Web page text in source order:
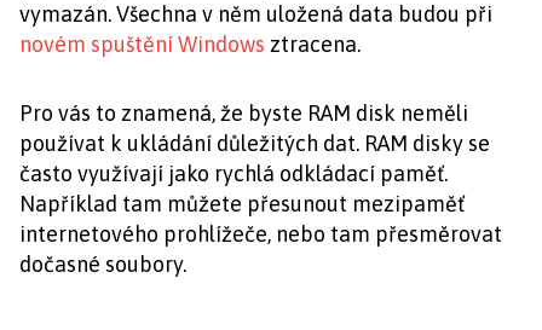
vymazán. Všechna v něm uložená data budou při
novém spuštění Windows ztracena.
Pro vás to znamená, že byste RAM disk neměli
používat k ukládání důležitých dat. RAM disky se
často využívají jako rychlá odkládací paměť.
Například tam můžete přesunout mezipaměť
internetového prohlížeče, nebo tam přesměrovat
dočasné soubory.